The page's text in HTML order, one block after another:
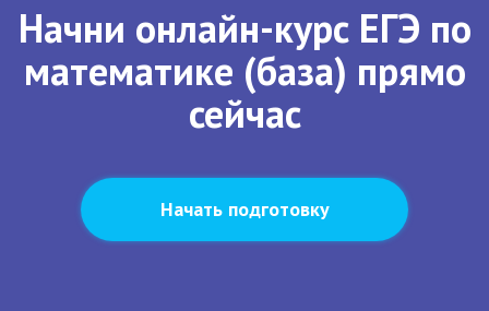
Начни онлайн-курс ЕГЭ по
математике (база) прямо
сейчас
Начать подготовку